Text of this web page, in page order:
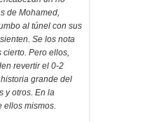
de Mohamed,
al túnel con sus
Se los nota
Pero ellos,
revertir el 0-2
grande del
y otros. En la
ellos mismos.